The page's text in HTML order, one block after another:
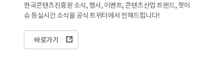
한국콘텐츠진흥원 소식, 행사, 이벤트, 콘텐츠산업 트렌드, 핫이
슈 등실시간 소식을 공식 트위터에서 전해드립니다!
바로가기